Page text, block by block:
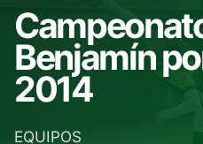
Benjamín
2014
EQUIPOS